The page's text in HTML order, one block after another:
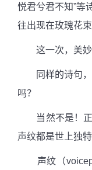
悦君兮君不知”等
往出现在玫瑰花
这一次，美妙
同样的诗句，
吗？
当然不是！正
声纹都是世上独
声纹（